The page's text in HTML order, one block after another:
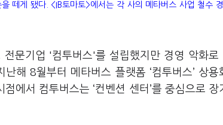
떼게 됐다. <IB토마토>에서는 각 사의 메타버스 사업 철수
문기업 '컴투버스'를 설립했지만 경영 악화로
해 8월부터 메타버스 플랫폼 ‘컴투버스’ 상용
에서 컴투버스는 ‘컨벤션 센터’를 중심으로 장